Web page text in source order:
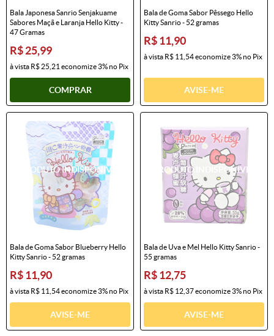
Bala Japonesa Sanrio Senjakuame
Sabores Maçã e Laranja Hello Kitty -
47 Gramas
R$ 25,99
à vista R$ 25,21 economize3%no Pix
COMPRAR
Bala de Goma Sabor Pêssego Hello
Kitty Sanrio - 52 gramas
R$ 11,90
à vista R$ 11,54economize3%no Pix
AVISE-ME
Bala de Goma Sabor Blueberry Hello
Kitty Sanrio - 52 gramas
R$ 11,90
à vista R$ 11,54economize3%no Pix
AVISE-ME
Bala de Uva e Mel Hello Kitty Sanrio -
55 gramas
R$ 12,75
à vista R$ 12,37economize3%no Pix
AVISE-ME